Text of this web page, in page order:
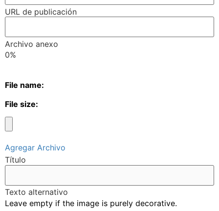
URL de publicación
Archivo anexo
0%
File name:
File size:
Agregar Archivo
Título
Texto alternativo
Leave empty if the image is purely decorative.